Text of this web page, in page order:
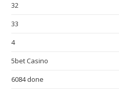
32
33
4
5bet Casino
6084 done